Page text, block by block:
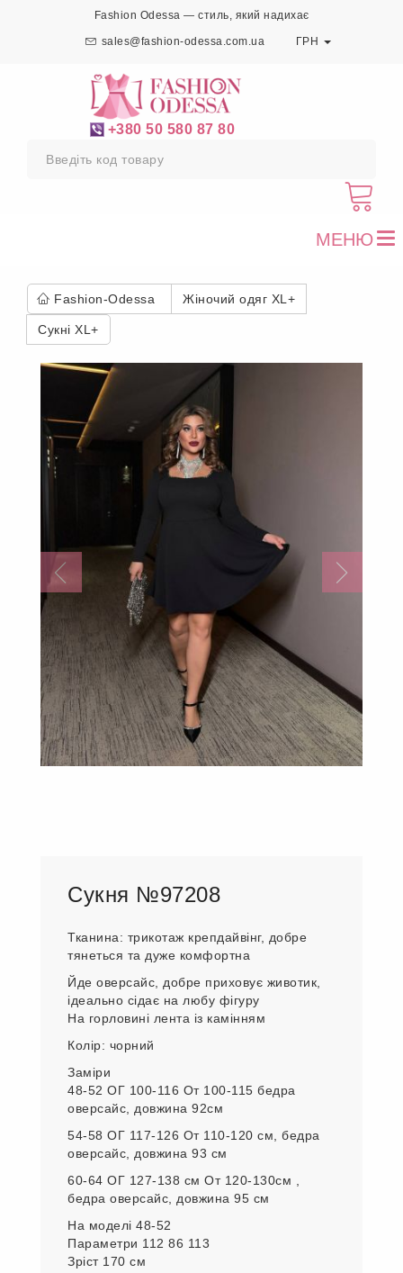
Fashion Odessa — стиль, який надихає
sales@fashion-odessa.com.ua ГРН
+380 50 580 87 80
МЕНЮ
Fashion-Odessa Жіночий одяг XL+
Сукні XL+
Сукня №97208
Тканина: трикотаж крепдайвінг, добре
тянеться та дуже комфортна
Йде оверсайс, добре приховує животик,
ідеально сідає на любу фігуру
На горловині лента із камінням
Колір: чорний
Заміри
48-52 ОГ 100-116 От 100-115 бедра
оверсайс, довжина 92см
54-58 ОГ 117-126 От 110-120 см, бедра
оверсайс, довжина 93 см
60-64 ОГ 127-138 см От 120-130см ,
бедра оверсайс, довжина 95 см
На моделі 48-52
Параметри 112 86 113
Зріст 170 см